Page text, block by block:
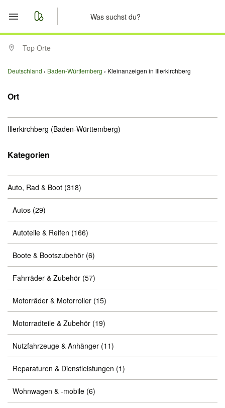
Start
Merkliste
Anzeige aufgeben
Top Orte
Deutschland Baden-Württemberg Kleinanzeigen in Illerkirchberg
Ort
Illerkirchberg (Baden-Württemberg)
Kategorien
Auto, Rad & Boot (318)
Autos (29)
Autoteile & Reifen (166)
Boote & Bootszubehör (6)
Fahrräder & Zubehör (57)
Motorräder & Motorroller (15)
Motorradteile & Zubehör (19)
Nutzfahrzeuge & Anhänger (11)
Reparaturen & Dienstleistungen (1)
Wohnwagen & -mobile (6)